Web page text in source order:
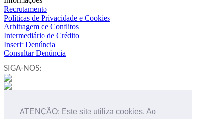
ATENÇÃO: Este site utiliza cookies. Ao
Recrutamento
Políticas de Privacidade e Cookies
Arbitragem de Conflitos
Intermediário de Crédito
Inserir Denúncia
Consultar Denúncia
SIGA-NOS:
NEWSLETTER